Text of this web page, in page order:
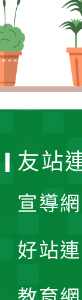
友站
宣導
好站